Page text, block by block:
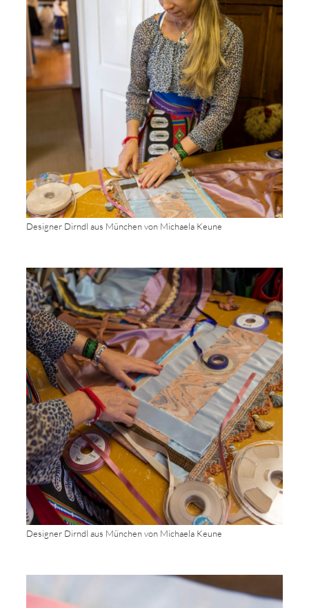
Designer Dirndl aus München von Michaela Keune
Designer Dirndl aus München von Michaela Keune